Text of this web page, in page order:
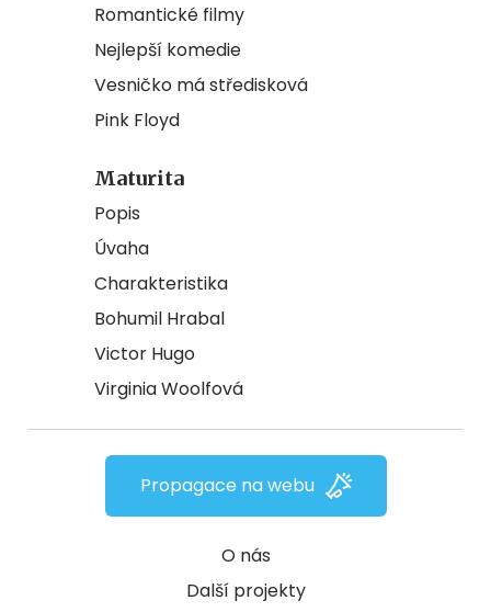
Romantické filmy
Nejlepší komedie
Vesničko má středisková
Pink Floyd
Maturita
Popis
Úvaha
Charakteristika
Bohumil Hrabal
Victor Hugo
Virginia Woolfová
O nás
Další projekty
Propagace na webu